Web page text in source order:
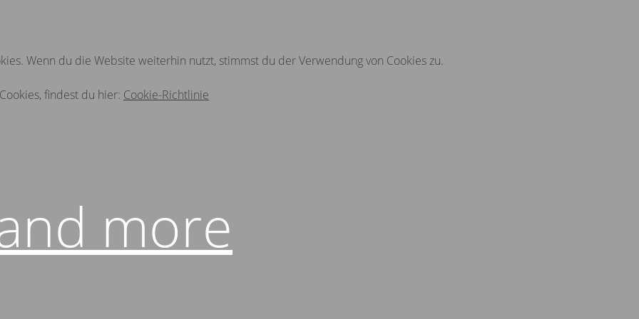
Wenn du die Website weiterhin nutzt, stimmst du der Verwendung von Cookies zu.
findest du hier: Cookie-Richtlinie
more